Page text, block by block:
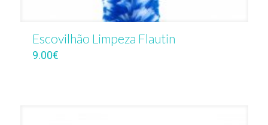
Escovilhão Limpeza Flautin
9.00€